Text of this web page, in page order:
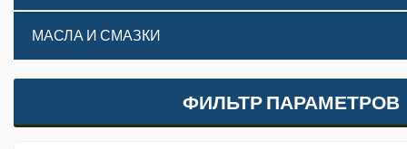
МАСЛА И СМАЗКИ
ФИЛЬТР ПАРАМЕТРОВ